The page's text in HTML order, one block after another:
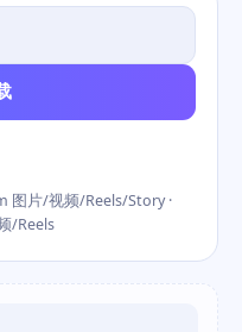
图片/视频/Reels/Story ·
/Reels